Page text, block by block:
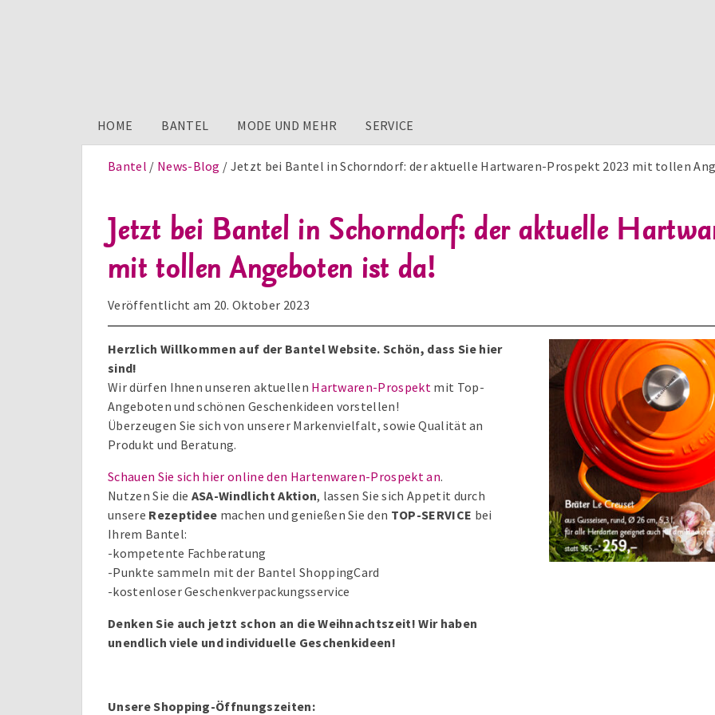
HOME BANTEL MODE UND MEHR SERVICE
Bantel News-Blog Jetzt bei Bantel in Schorndorf: der aktuelle Hartwaren-Prospekt 2023 mit tollen
Jetzt bei Bantel in Schorndorf: der aktuelle
mit tollen Angeboten ist da!
Veröffentlicht am 20. Oktober 2023
Herzlich Willkommen auf der Bantel Website. Schön, dass Sie hier
sind!
Wir dürfen Ihnen unseren aktuellen Hartwaren-Prospekt mit Top-
Angeboten und schönen Geschenkideen vorstellen!
Überzeugen Sie sich von unserer Markenvielfalt, sowie Qualität an
Produkt und Beratung.
Schauen Sie sich hier online den Hartenwaren-Prospekt an.
Nutzen Sie die ASA-Windlicht Aktion, lassen Sie sich Appetit durch
unsere Rezeptidee machen und genießen Sie den TOP-SERVICE bei
Ihrem Bantel:
-kompetente Fachberatung
-Punkte sammeln mit der Bantel ShoppingCard
-kostenloser Geschenkverpackungsservice
Denken Sie auch jetzt schon an die Weihnachtszeit! Wir haben
unendlich viele und individuelle Geschenkideen!
Unsere Shopping-Öffnungszeiten: